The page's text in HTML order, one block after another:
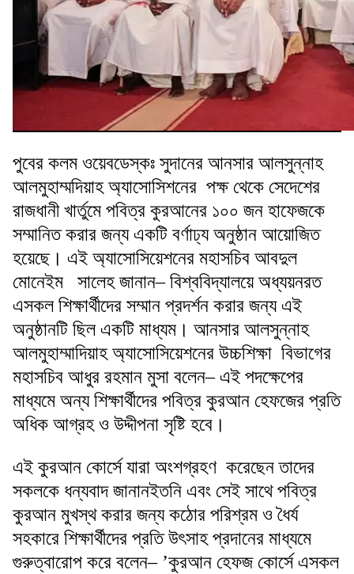
পুবের কলম ওয়েবডেস্কঃ সুদানের আনসার আলসুন্নাহ
আলমুহাম্মদিয়াহ অ্যাসোসিশনের পক্ষ থেকে সেদেশের
রাজধানী খার্তুমে পবিত্র কুরআনের ১০০ জন হাফেজকে
সম্মানিত করার জন্য একটি বর্ণাঢ্য অনুষ্ঠান আয়োজিত
হয়েছে। এই অ্যাসোসিয়েশনের মহাসচিব আবদুল
মোনেইম সালেহ জানান– বিশ্ববিদ্যালয়ে অধ্যয়নরত
এসকল শিক্ষার্থীদের সম্মান প্রদর্শন করার জন্য এই
অনুষ্ঠানটি ছিল একটি মাধ্যম। আনসার আলসুন্নাহ
আলমুহাম্মাদিয়াহ অ্যাসোসিয়েশনের উচ্চশিক্ষা বিভাগের
মহাসচিব আধুর রহমান মুসা বলেন– এই পদক্ষেপের
মাধ্যমে অন্য শিক্ষার্থীদের পবিত্র কুরআন হেফজের প্রতি
অধিক আগ্রহ ও উদ্দীপনা সৃষ্টি হবে।
এই কুরআন কোর্সে যারা অংশগ্রহণ করেছেন তাদের
সকলকে ধন্যবাদ জানানইতনি এবং সেই সাথে পবিত্র
কুরআন মুখস্থ করার জন্য কঠোর পরিশ্রম ও ধৈর্য
সহকারে শিক্ষার্থীদের প্রতি উৎসাহ প্রদানের মাধ্যমে
গুরুত্বারোপ করে বলেন– ’কুরআন হেফজ কোর্সে এসকল